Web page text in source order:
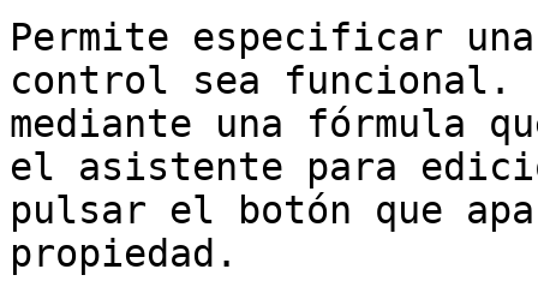
Permite especificar
control sea funcional.
mediante una fórmula
el asistente para
pulsar el botón que
propiedad.